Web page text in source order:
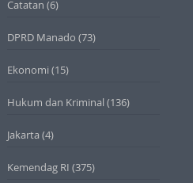
Catatan (6)
DPRD Manado (73)
Ekonomi (15)
Hukum dan Kriminal (136)
Jakarta (4)
Kemendag RI (375)